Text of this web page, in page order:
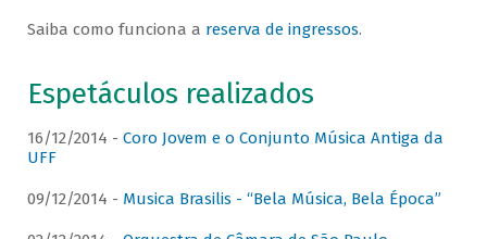
Saiba como funciona a reserva de ingressos.
Espetáculos realizados
16/12/2014 - Coro Jovem e o Conjunto Música Antiga da
UFF
09/12/2014 - Musica Brasilis - “Bela Música, Bela Época”